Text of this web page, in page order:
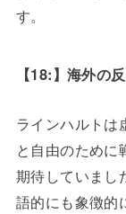
す。
【18:】海外の
ラインハルトは
と自由のために
期待していまし
語的にも象徴的